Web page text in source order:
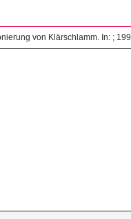
von Klärschlamm. In: ;